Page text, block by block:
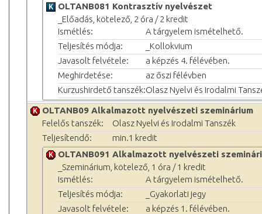
OLTANB081 Kontrasztív nyelvészet
_Előadás, kötelező, 2 óra / 2 kredit
Ismétlés:
A tárgyelem ismételhető.
Teljesítés módja:
_Kollokvium
Javasolt felvétele:
a képzés 4. félévében.
Meghirdetése:
az őszi félévben
Kurzushirdető tanszék:Olasz Nyelvi és Irodalmi
OLTANB09 Alkalmazott nyelvészeti szeminárium
Felelős tanszék:
Olasz Nyelvi és Irodalmi Tanszék
Teljesítendő:
min.1 kredit
OLTANB091 Alkalmazott nyelvészeti
_Szeminárium, kötelező, 1 óra / 1 kredit
Ismétlés:
A tárgyelem ismételhető.
Teljesítés módja:
_Gyakorlati jegy
Javasolt felvétele:
a képzés 1. félévében.